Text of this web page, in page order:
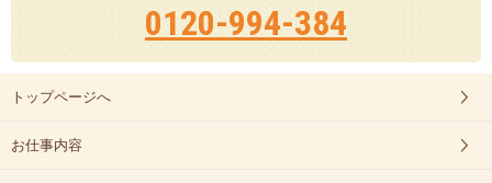
0120-994-384
トップページへ
お仕事内容